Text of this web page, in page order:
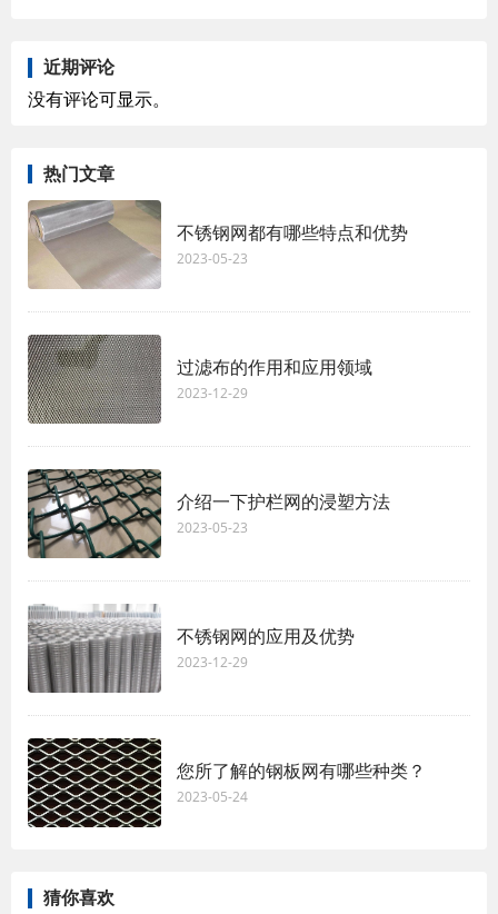
近期评论
没有评论可显示。
热门文章
不锈钢网都有哪些特点和优势
2023-05-23
过滤布的作用和应用领域
2023-12-29
介绍一下护栏网的浸塑方法
2023-05-23
不锈钢网的应用及优势
2023-12-29
您所了解的钢板网有哪些种类？
2023-05-24
猜你喜欢